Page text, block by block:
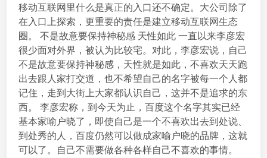
移动互联网里什么是真正的入口还不确定。大公司除了
在入口上探索，更重要的责任是建立移动互联网生态
圈。 不是故意要保持神秘感 天性如此 一直以来李彦宏
很少面对外界，被认为比较宅。对此，李彦宏说，自己
不是故意要保持神秘感，天性就是如此，不喜欢天天跑
出去跟人家打交道，也不希望自己的名字被每一个人都
记住，走到大街上大家都认识自己，这并不是追求的东
西。 李彦宏称，到今天为止，百度这个名字其实已经
基本家喻户晓了，即使自己是一个不喜欢出去到处说、
到处秀的人，百度仍然可以做成家喻户晓的品牌，这就
可以了。自己不需要做各种各样自己不喜欢的事情。